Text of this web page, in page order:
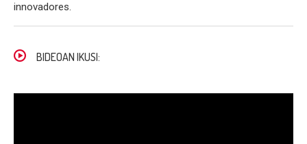
innovadores.
BIDEOAN IKUSI: